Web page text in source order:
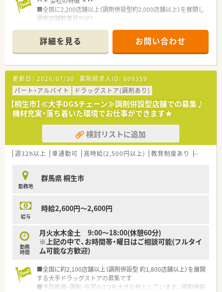
■全国に2,200店舗以上（調剤併設型約2,000店舗以上）を展開し
調剤店舗数業界TOP！
頑張り次第で高給与も可能！
■経験や勤務コースによりますが、経験の少ない方でも500万前
半スタートと業界TOP水準！
■職種や職域に合わせ、豊富な社内研修や外部組織と連携した研
修を用意されています
■薬剤師が中心の会社だからこそ活躍できるキャリアパスが多
種多様に用意されています。
■店舗拡大に伴い、エリアマネジャーや営業部長等のマネジメン
トのポジションも増えます。
■在宅や教育等の専門性を活かせるスペシャリストを目指すこ
とも可能です。
■その他にも、管理部門や商品部門等の本社スタッフなど活動領
域は多種多様です。
■在宅実施店舗は年々増加しており、在宅医療へもしっかりと関
時短勤務ができるよう変更予定です。
たくさんあります！
詳細を見る お問い合わせ
更新日： 2026/07/30 薬剤師求人ID： 609359
パート・アルバイト
ドラッグストア(調剤あり)
【桐生市】≪大手DGSチェーン≫調剤併設型店舗での募集♪
機材充実・落ち着いた環境でお仕事ができます★
検討リストに追加
週32h以上 車通勤可 高時給(2,500円以上) 教育制度あり シフト制
勤務地
群馬県 桐生市
給与
時給2,600円～2,600円
勤務
時間
月火水木金土 9:00～18:00(休憩60分)
※上記の中で、お時間帯・曜日はご相談可能(フルタイ
ム可能な方歓迎)
■全国に約2,100店舗以上（調剤併設型 約1,800店舗以上）を展開
する大手ドラッグストアの募集です
■予防医療・調剤・在宅の3つを大きな柱としています。調剤併設